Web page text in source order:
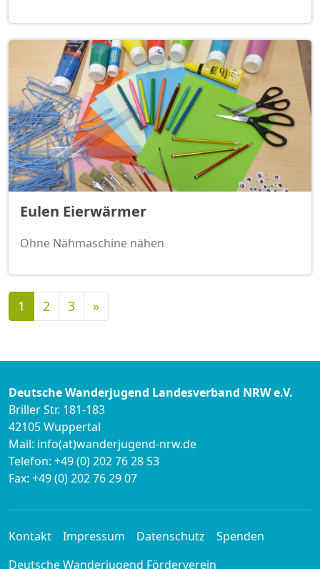
Eulen Eierwärmer
Ohne Nähmaschine nähen
1 2 3 »Nächste
Deutsche Wanderjugend Landesverband NRW e.V.
Briller Str. 181-183
42105 Wuppertal
Mail: info(at)wanderjugend-nrw.de
Telefon: +49 (0) 202 76 28 53
Fax: +49 (0) 202 76 29 07
Kontakt Impressum Datenschutz
Spenden
Deutsche Wanderjugend Förderverein